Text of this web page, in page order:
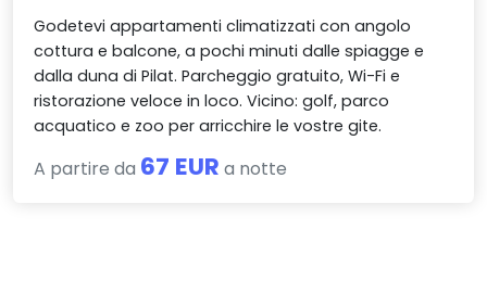
Godetevi appartamenti climatizzati con angolo
cottura e balcone, a pochi minuti dalle spiagge e
dalla duna di Pilat. Parcheggio gratuito, Wi-Fi e
ristorazione veloce in loco. Vicino: golf, parco
acquatico e zoo per arricchire le vostre gite.
A partire da 67 EUR a notte